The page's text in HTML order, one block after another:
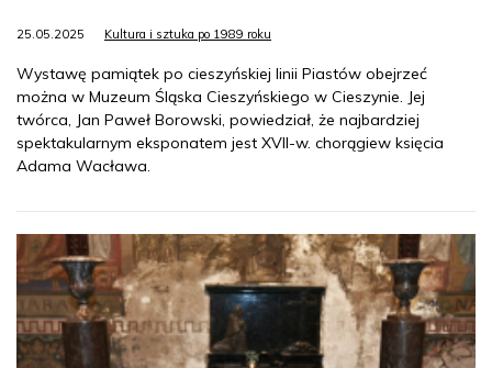
25.05.2025 Kultura i sztuka po 1989 roku
Wystawę pamiątek po cieszyńskiej linii Piastów obejrzeć
można w Muzeum Śląska Cieszyńskiego w Cieszynie. Jej
twórca, Jan Paweł Borowski, powiedział, że najbardziej
spektakularnym eksponatem jest XVII-w. chorągiew księcia
Adama Wacława.